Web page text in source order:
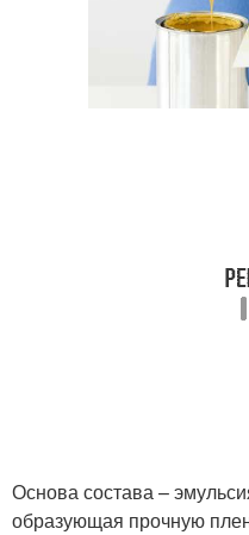
Основа состава –
образующая прочную